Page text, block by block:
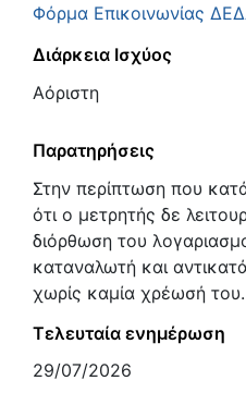
Φόρμα Επικοινωνίας
Διάρκεια Ισχύος
Αόριστη
Παρατηρήσεις
Στην περίπτωση που
ότι ο μετρητής δε
διόρθωση του
καταναλωτή και
χωρίς καμία χρέωσή του.
Τελευταία ενημέρωση
29/07/2026